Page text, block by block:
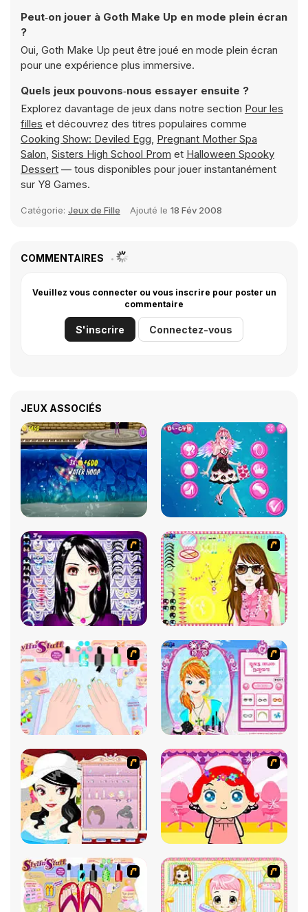
Peut‑on jouer à Goth Make Up en mode plein écran
?
Oui, Goth Make Up peut être joué en mode plein écran
pour une expérience plus immersive.
Quels jeux pouvons‑nous essayer ensuite ?
Explorez davantage de jeux dans notre section Pour les
filles et découvrez des titres populaires comme
Cooking Show: Deviled Egg, Pregnant Mother Spa
Salon, Sisters High School Prom et Halloween Spooky
Dessert — tous disponibles pour jouer instantanément
sur Y8 Games.
Catégorie: Jeux de Fille Ajouté le 18 Fév 2008
COMMENTAIRES
Veuillez vous connecter ou vous inscrire pour poster un
commentaire
S'inscrire Connectez-vous
JEUX ASSOCIÉS